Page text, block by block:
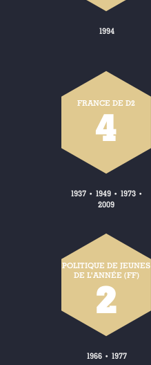
1994
FRANCE DE D2
4
1937• 1949• 1973•
2009
POLITIQUE DE JEUNES
DE L'ANNÉE (FF)
2
1966• 1977